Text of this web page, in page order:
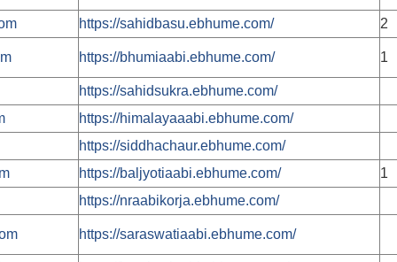
https://sahidbasu.ebhume.com/ 2
https://bhumiaabi.ebhume.com/ 1
https://sahidsukra.ebhume.com/
https://himalayaaabi.ebhume.com/
https://siddhachaur.ebhume.com/
https://baljyotiaabi.ebhume.com/
1
https://nraabikorja.ebhume.com/
https://saraswatiaabi.ebhume.com/